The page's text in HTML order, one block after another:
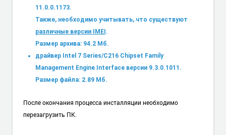
11.0.0.1173.
Также, необходимо учитывать, что существуют
различные версии IMEI .
Размер архива: 94.2 Мб.
драйвер Intel 7 Series/C216 Chipset Family
Management Engine Interface версии 9.3.0.1011.
Размер файла: 2.89 Мб.
После окончания процесса инсталляции необходимо
перезагрузить ПК.